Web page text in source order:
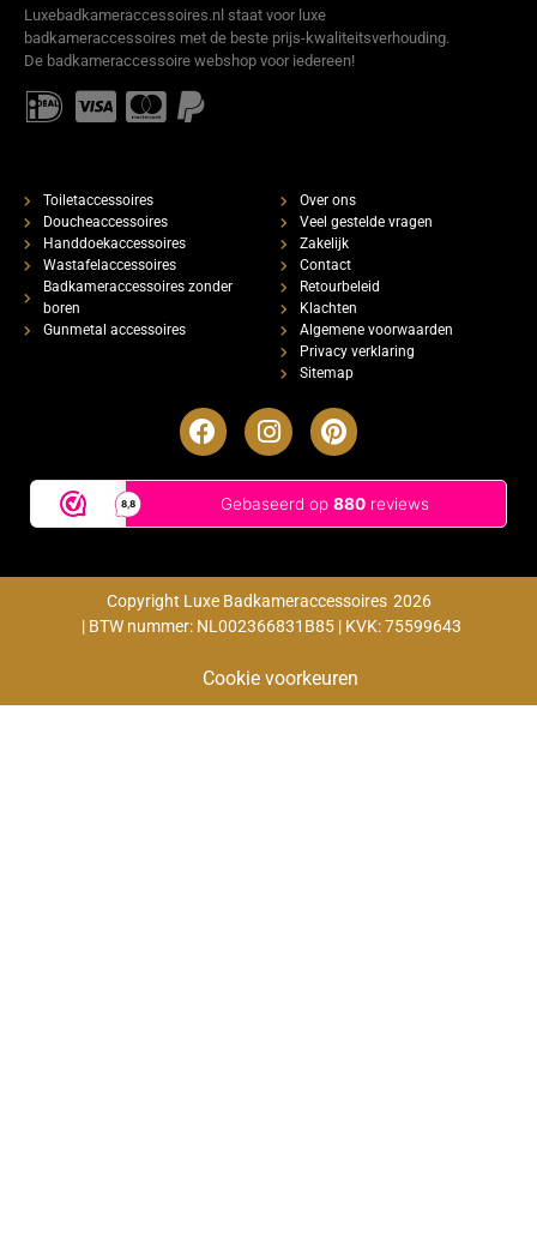
Luxebadkameraccessoires.nl staat voor luxe
badkameraccessoires met de beste prijs-kwaliteitsverhouding.
De badkameraccessoire webshop voor iedereen!
Toiletaccessoires
Doucheaccessoires
Handdoekaccessoires
Wastafelaccessoires
Badkameraccessoires zonder
boren
Gunmetal accessoires
Over ons
Veel gestelde vragen
Zakelijk
Contact
Retourbeleid
Klachten
Algemene voorwaarden
Privacy verklaring
Sitemap
Copyright Luxe Badkameraccessoires 2026
| BTW nummer: NL002366831B85 | KVK: 75599643
Cookie voorkeuren